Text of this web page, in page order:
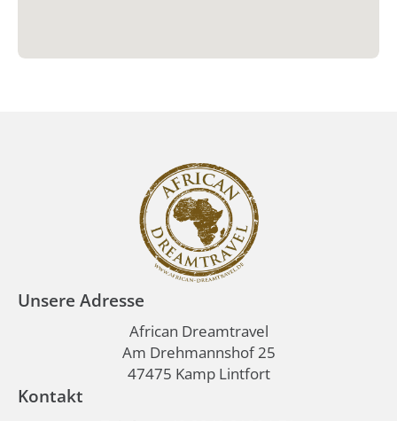
Unsere Adresse
African Dreamtravel
Am Drehmannshof 25
47475 Kamp Lintfort
Kontakt